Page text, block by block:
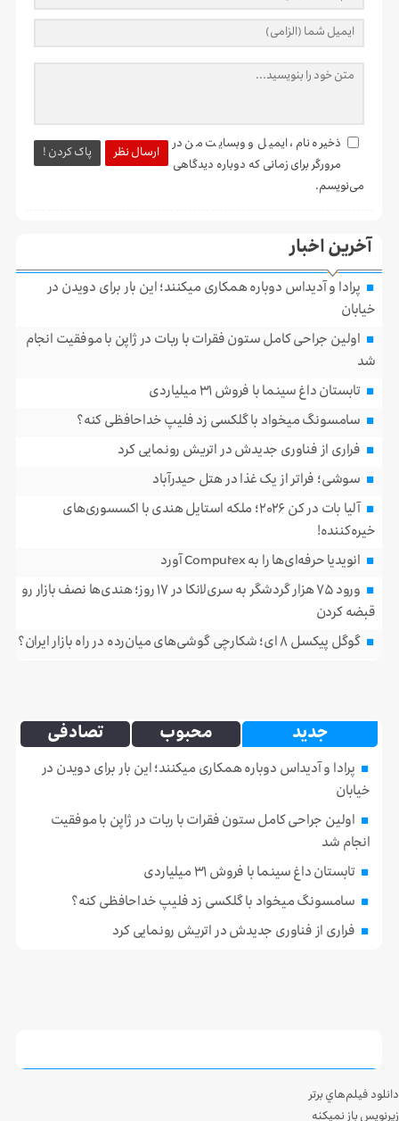
ارسال نظر پاک کردن !
ذخیره نام، ایمیل و وبسایت من در
مرورگر برای زمانی که دوباره دیدگاهی
می‌نویسم.
آخرین اخبار
پرادا و آدیداس دوباره همکاری میکنند؛ این بار برای دویدن در
خیابان
اولین جراحی کامل ستون فقرات با ربات در ژاپن با موفقیت انجام
شد
تابستان داغ سینما با فروش ۳۱ میلیاردی
سامسونگ میخواد با گلکسی زد فلیپ خداحافظی کنه؟
فراری از فناوری جدیدش در اتریش رونمایی کرد
سوشی؛ فراتر از یک غذا در هتل حیدرآباد
آلیا بات در کن ۲۰۲۶؛ ملکه استایل هندی با اکسسوری‌های
خیره‌کننده!
انویدیا حرفه‌ای‌ها را به Computex آورد
ورود ۷۵ هزار گردشگر به سری‌لانکا در ۱۷ روز؛ هندی‌ها نصف بازار رو
قبضه کردن
گوگل پیکسل ۸ ای؛ شکارچی گوشی‌های میان‌رده در راه بازار ایران؟
جدید محبوب تصادفی
پرادا و آدیداس دوباره همکاری میکنند؛ این بار برای دویدن در
خیابان
اولین جراحی کامل ستون فقرات با ربات در ژاپن با موفقیت
انجام شد
تابستان داغ سینما با فروش ۳۱ میلیاردی
سامسونگ میخواد با گلکسی زد فلیپ خداحافظی کنه؟
فراری از فناوری جدیدش در اتریش رونمایی کرد
دانلود فيلم‌هاي برتر
زيرنويس باز نميکنه